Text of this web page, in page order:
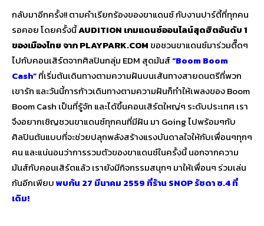
กลับมาอีกครั้ง!! ตามคำเรียกร้องของขาแดนซ์ กับงานปาร์ตี้ที่ทุกคน
รอคอย โดยครั้งนี้AUDITION เกมแดนซ์ออนไลน์สุดฮิตอันดับ 1
ของเมืองไทย จาก PLAYPARK.COMขอชวนขาแดนซ์มาร่วมตื๊ดๆ
ไปกับคอนเสิร์ตจากศิลปินกลุ่ม EDM สุดมันส์“Boom Boom
Cash”ที่เริ่มต้นเดินทางตามความฝันบนเส้นทางสายดนตรีที่พวก
เขารัก และวันนี้การก้าวเดินทางตามความฝันก็ทำให้เพลงของ Boom
Boom Cash เป็นที่รู้จัก และได้ขึ้นคอนเสิร์ตใหญ่ๆ ระดับประเทศ เรา
จึงอยากเชิญชวนขาแดนซ์ทุกคนที่มีฝัน มา Going ไปพร้อมๆกับ
ศิลปินต้นแบบที่จะช่วยปลุกพลังสร้างแรงบันดาลใจให้กับเพื่อนๆทุกๆ
คน และแน่นอนว่าการรวมตัวของขาแดนซ์ในครั้งนี้ นอกจากความ
มันส์กับคอนเสิร์ตแล้ว เรายังมีกิจกรรมสนุกๆ มาให้เพื่อนๆ ร่วมเล่น
กันอีกเพียบพบกัน 27 มีนาคม 2559 ที่ร้าน SNOP รัชดา ซ.4 ที่
เดิม!